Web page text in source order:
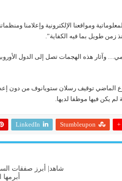
ومواقعنا الإلكترونية وإعلامنا
زمن طويل بما فيه الكفاية”.
وآثار هذه الهجمات تصل إلى الدول
الماضي توقيف رسلان ستويانوف من دون
لم يكن فيها موظفا لديها.
Stumbleupon
LinkedIn
شاهد| أبرز صفقات